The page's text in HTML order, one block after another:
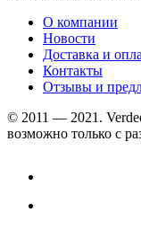
О компании
Новости
Доставка и
Контакты
Отзывы и
© 2011 — 2021.
возможно только с